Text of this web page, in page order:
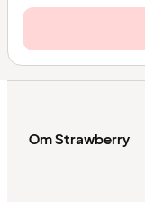
Om Strawberry